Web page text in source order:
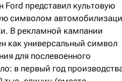
Ford представил культовую
символом
В рекламной кампании
как универсальный символ
для послевоенного
в первый год